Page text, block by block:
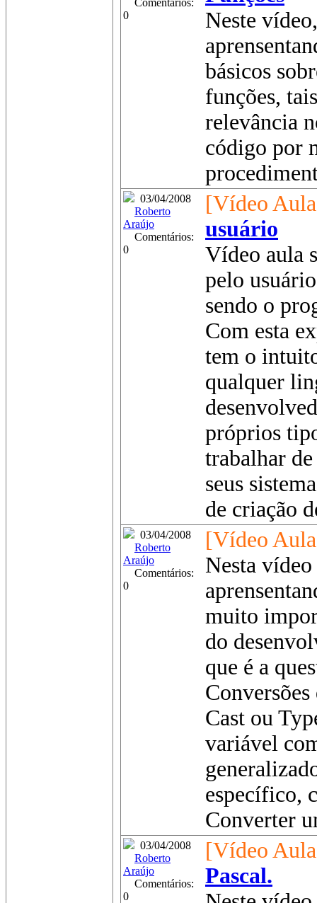
Comentários:
0
Neste
básicos
funções,
relevância
código por
03/04/2008
Roberto
Araújo
Comentários:
0
[Vídeo
usuário
Vídeo aula
pelo
sendo o
Com esta
tem o
qualquer
próprios
trabalhar
seus
de criação
03/04/2008
Roberto
Araújo
Comentários:
0
[Vídeo
Nesta
muito
do
que é a
Cast ou
variável
específico,
Converter
03/04/2008
Roberto
Araújo
Comentários:
0
[Vídeo
Pascal.